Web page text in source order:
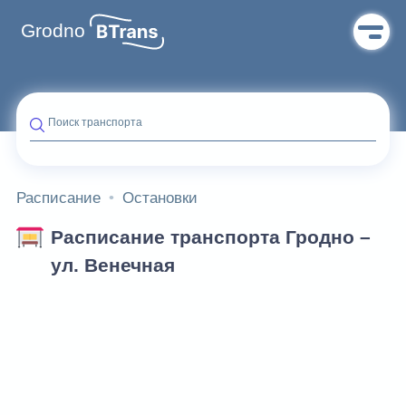
Grodno
Поиск транспорта
Расписание Остановки
Расписание транспорта Гродно –
ул. Венечная